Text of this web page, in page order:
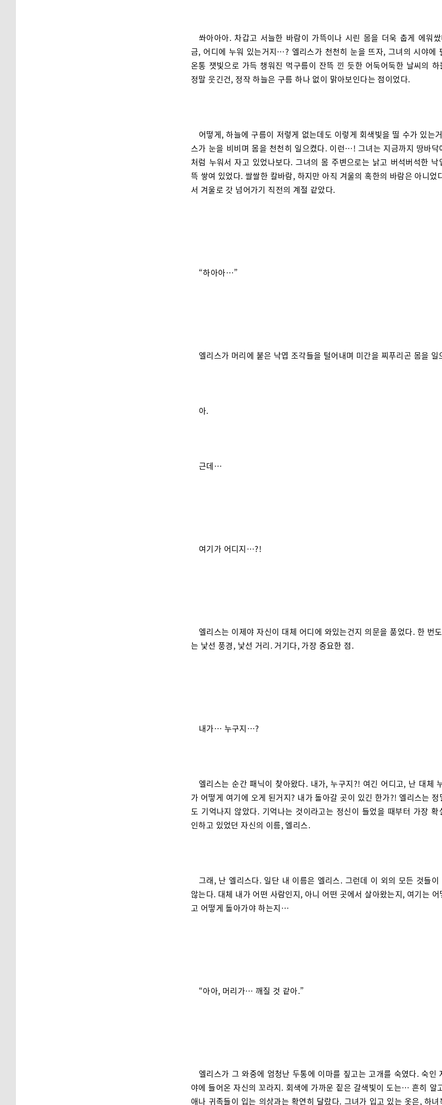
쏴아아아. 차갑고 서늘한 바람이 가뜩이나 시린 몸을 더욱 춥게 에워
금, 어디에 누워 있는거지…? 엘리스가 천천히 눈을 뜨자, 그녀의 시야에
온통 잿빛으로 가득 챙워진 먹구름이 잔뜩 낀 듯한 어둑어둑한 날씨의 하
정말 웃긴건, 정작 하늘은 구름 하나 없이 맑아보인다는 점이었다.
어떻게, 하늘에 구름이 저렇게 없는데도 이렇게 회색빛을 띨 수가 있는
스가 눈을 비비며 몸을 천천히 일으켰다. 이런…! 그녀는 지금까지 땅바닥
처럼 누워서 자고 있었나보다. 그녀의 몸 주변으로는 낡고 버석버석한 낙
뜩 쌓여 있었다. 쌀쌀한 칼바람, 하지만 아직 겨울의 혹한의 바람은 아니었
서 겨울로 갓 넘어가기 직전의 계절 같았다.
“하아아…”
엘리스가 머리에 붙은 낙엽 조각들을 털어내며 미간을 찌푸리곤 몸을 일
아.
근데…
여기가 어디지…?!
엘리스는 이제야 자신이 대체 어디에 와있는건지 의문을 품었다. 한 번
는 낯선 풍경, 낯선 거리. 거기다, 가장 중요한 점.
내가… 누구지…?
엘리스는 순간 패닉이 찾아왔다. 내가, 누구지?! 여긴 어디고, 난 대체
가 어떻게 여기에 오게 된거지? 내가 돌아갈 곳이 있긴 한가?! 엘리스는
도 기억나지 않았다. 기억나는 것이라고는 정신이 들었을 때부터 가장 확
인하고 있었던 자신의 이름, 엘리스.
그래, 난 엘리스다. 일단 내 이름은 엘리스. 그런데 이 외의 모든 것들이
않는다. 대체 내가 어떤 사람인지, 아니 어떤 곳에서 살아왔는지, 여기는
고 어떻게 돌아가야 하는지…
“아아, 머리가… 깨질 것 같아.”
엘리스가 그 와중에 엄청난 두통에 이마를 짚고는 고개를 숙였다. 숙인
야에 들어온 자신의 꼬라지. 회색에 가까운 짙은 갈색빛이 도는… 흔히 알
애나 귀족들이 입는 의상과는 확연히 달랐다. 그녀가 입고 있는 옷은, 하녀